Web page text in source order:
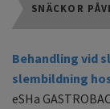
SNÄCKOR
Behandling vid
slembildning
eSHa